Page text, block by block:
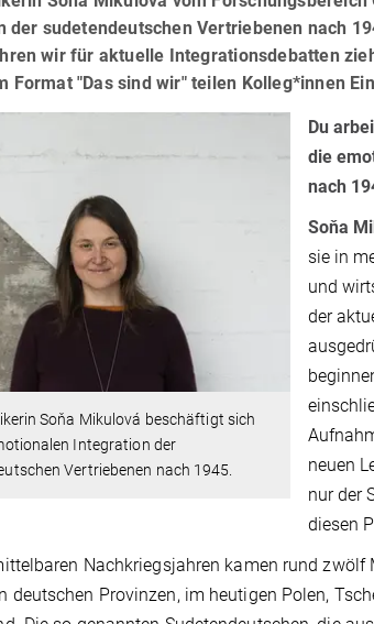
der sudetendeutschen Vertriebenen nach
wir für aktuelle Integrationsdebatten
Format "Das sind wir" teilen Kolleg*innen
Soňa Mikulová beschäftigt sich
Integration der
Vertriebenen nach 1945.
Du
die
nach
Soňa
sie in
und
der
neuen
nur der
diesen
Nachkriegsjahren kamen rund
deutschen Provinzen, im heutigen Polen,